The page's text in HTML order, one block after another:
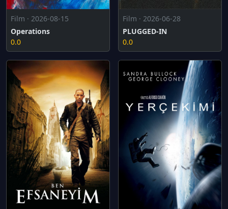
Film · 2026-08-15
Operations
0.0
Film · 2026-06-28
PLUGGED-IN
0.0